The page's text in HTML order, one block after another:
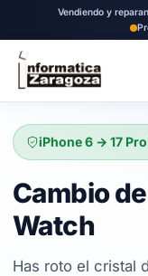
Vendiendo y
iPhone 6 → 17
Cambio
Watch
Has roto el cristal